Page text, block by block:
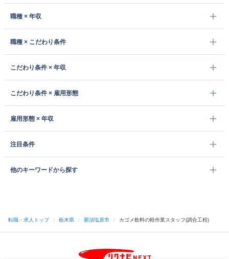
職種 × 年収
職種 × こだわり条件
こだわり条件 × 年収
こだわり条件 × 雇用形態
雇用形態 × 年収
注目条件
他のキーワードから探す
転職・求人トップ / 栃木県 / 那須塩原市 / カゴメ飲料の軽作業スタッフ(調合工程)